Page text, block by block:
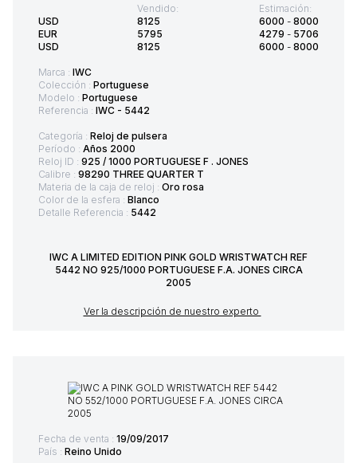
USD
EUR
USD
Vendido:
8125
5795
8125
Estimación:
6000 - 8000
4279 - 5706
6000 - 8000
Marca : IWC
Colección : Portuguese
Modelo : Portuguese
Referencia : IWC - 5442
Categoría : Reloj de pulsera
Período : Años 2000
Reloj ID : 925 / 1000 PORTUGUESE F . JONES
Calibre : 98290 THREE QUARTER T
Materia de la caja de reloj : Oro rosa
Color de la esfera : Blanco
Detalle Referencia : 5442
IWC A LIMITED EDITION PINK GOLD WRISTWATCH REF
5442 NO 925/1000 PORTUGUESE F.A. JONES CIRCA
2005
Ver la descripción de nuestro experto
Fecha de venta : 19/09/2017
País : Reino Unido